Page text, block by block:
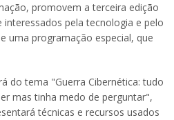
promovem a terceira edição
interessados pela tecnologia e pelo
uma programação especial, que
do tema "Guerra Cibernética: tudo
mas tinha medo de perguntar",
técnicas e recursos usados